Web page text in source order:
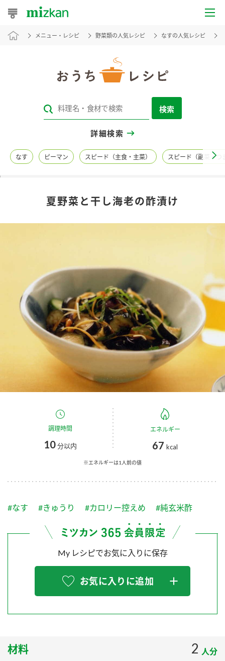
おうちレシピ
レシピカテゴリ一覧
レシピ名特集
商品情報
お酢ドリンク ぽん酢
みりん風・料理酒 鍋用調味料
スープ 中華
ふりかけ おすしの素
炊き込みご飯の素 米飯用調味液
キャンペーン情報
ブランド・スペシャルサイト
ブランド・スペシャルサイト トップ
商品ブランドサイト
Fibee（ファイビー）
お酢ドリンク
つゆ
PIN印
スペシャルサイト
お酢を知ろう！
ぽん酢サワー
企業情報
企業理念
ミツカンの歴史
ミツカンを知る
環境への取り組み
ZENB initiative
MIM（ミツカンミュージアム）
各部門が大切にしていること
販売終了製品のご案内
よくあるご質問
地図から取り扱い店舗を探す
メニュー・レシピ 野菜類の人気レシピ なすの人気レシピ
検索
詳細検索
なす ピーマン スピード（主食・主菜） スピード（副菜・つ
夏野菜と干し海老の酢漬け
調理時間
10分以内
エネルギー
67 kcal
※エネルギーは1人前の値
#なす #きゅうり #カロリー控えめ #純玄米酢
My レシピでお気に入りに保存
お気に入りに追加
材料 2 人分